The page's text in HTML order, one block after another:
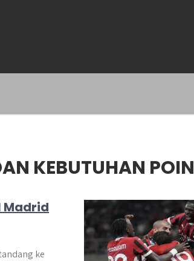
KEBUTUHAN POIN
Madrid
ke